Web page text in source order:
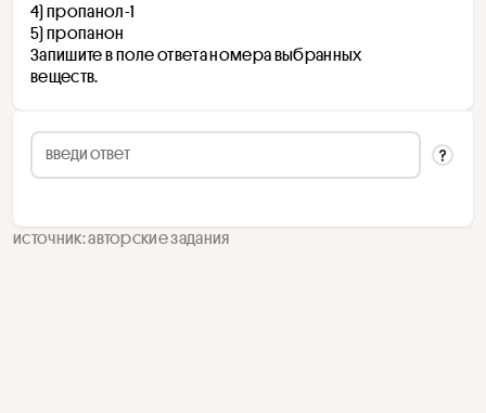
4) пропанол-1
5) пропанон
Запишите в поле ответа номера выбранных
веществ.
источник: авторские задания